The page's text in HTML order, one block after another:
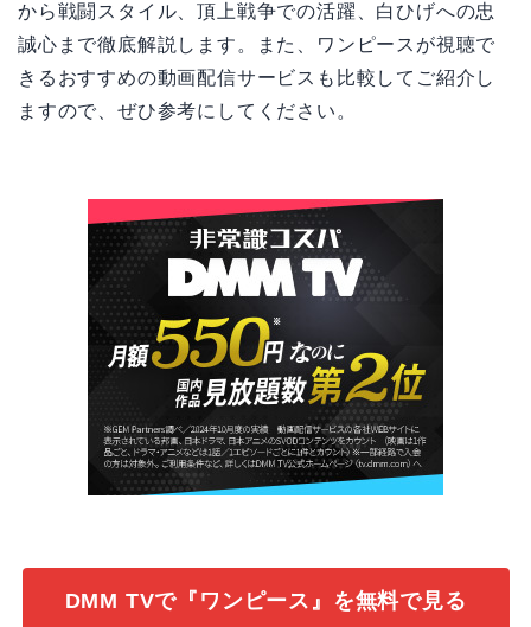
から戦闘スタイル、頂上戦争での活躍、白ひげへの忠
誠心まで徹底解説します。また、ワンピースが視聴で
きるおすすめの動画配信サービスも比較してご紹介し
ますので、ぜひ参考にしてください。
DMM TVで『ワンピース』を無料で見る